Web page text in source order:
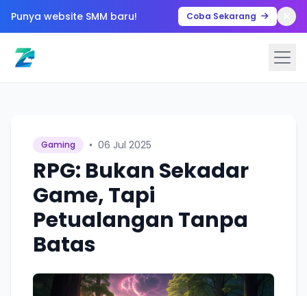
Punya website SMM baru! Coba Sekarang
Gaming • 06 Jul 2025
RPG: Bukan Sekadar
Game, Tapi
Petualangan Tanpa
Batas